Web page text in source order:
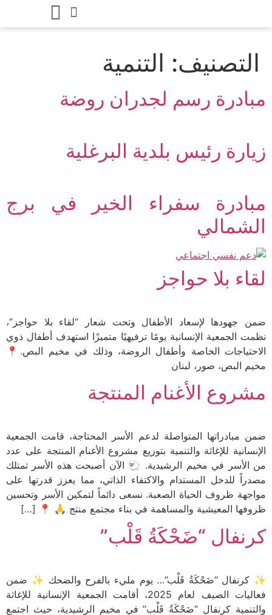
التصنيف: التنمية
مبادرة رسم لجدران روضة
زيارة رئيس بلدية البرغلية
مبادرة سفراء الخير في برج
الشمالي
لقاء بلا حواجز
ضمن جهودها لإسعاد الأطفال وتحت شعار “لقاء بلا حواجز”،
نظمت الجمعية الإنسانية يومًا ترفيهيًا متميزًا استهدف أطفال ذوي
الاحتياجات الخاصة وأطفال الروضة، وذلك في مخيم البص.📍
مخيم البص، صور، لبنان
مشروع الأغنام المنتجة
ضمن مبادراتها المتواصلة لدعم الأسر المحتاجة، قامت الجمعية
الإنسانية للإغاثة والتنمية بتوزيع مشروع الأغنام المنتجة على عدد
من الأسر في مخيم الرشيدية. 🐑 الآن أصبحت هذه الأسر تمتلك
مصدراً للدخل المستدام والاكتفاء الذاتي، مما يعزز قدرتها على
مواجهة ظروف الحياة الصعبة. نسعى دائماً لتمكين الأسر وتحسين
ظروفها المعيشية والمساهمة في بناء مجتمع منتج 🙏 📍 […]
كرنفال “ضَحْكَةُ قَلْب”
✨ كرنفال “ضَحْكَةُ قَلْب”… يوم مليء بالفرح والضحك ✨ ضمن
فعاليات الصيف لعام 2025، أقامت الجمعية الإنسانية للإغاثة
والتنمية كرنفال “ضَحْكَةُ قَلْب” في مخيم الرشيدية، حيث اجتمع